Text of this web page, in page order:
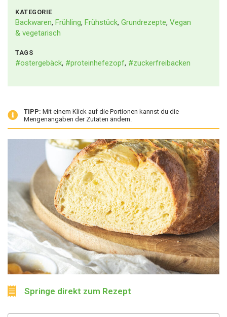
KATEGORIE
Backwaren, Frühling, Frühstück, Grundrezepte, Vegan
& vegetarisch
TAGS
#ostergebäck, #proteinhefezopf, #zuckerfreibacken
TIPP: Mit einem Klick auf die Portionen kannst du die
Mengenangaben der Zutaten ändern.
Springe direkt zum Rezept